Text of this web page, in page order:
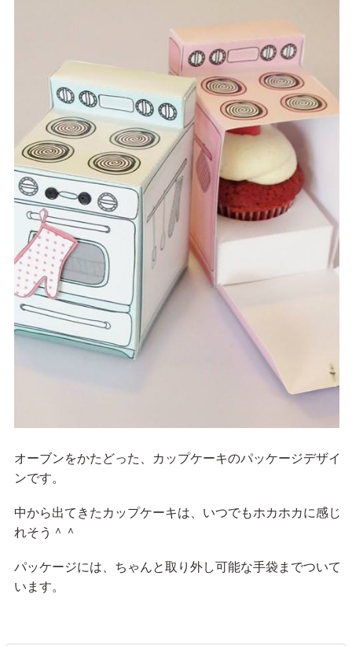
オーブンをかたどった、カップケーキのパッケージデザイ
ンです。
中から出てきたカップケーキは、いつでもホカホカに感じ
れそう＾＾
パッケージには、ちゃんと取り外し可能な手袋までついて
います。